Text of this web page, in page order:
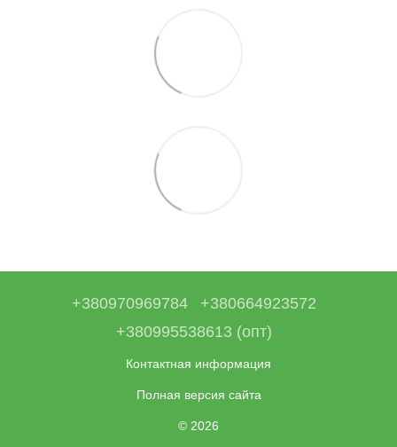
+380970969784
+380664923572
+380995538613 (опт)
Контактная информация
Полная версия сайта
© 2026